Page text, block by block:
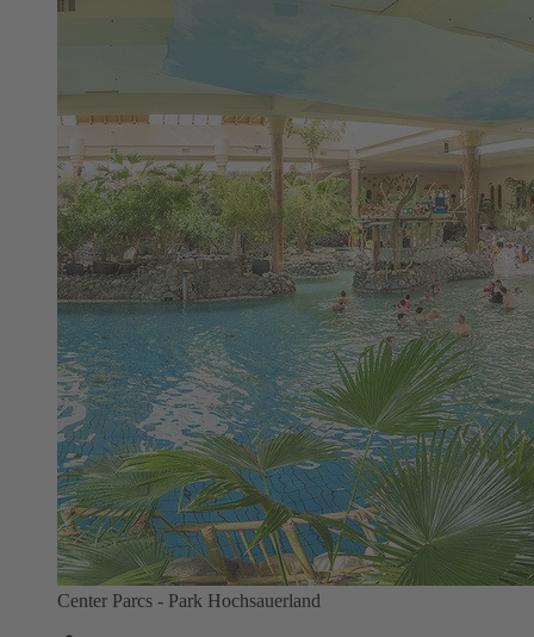
Center Parcs - Park Hochsauerland